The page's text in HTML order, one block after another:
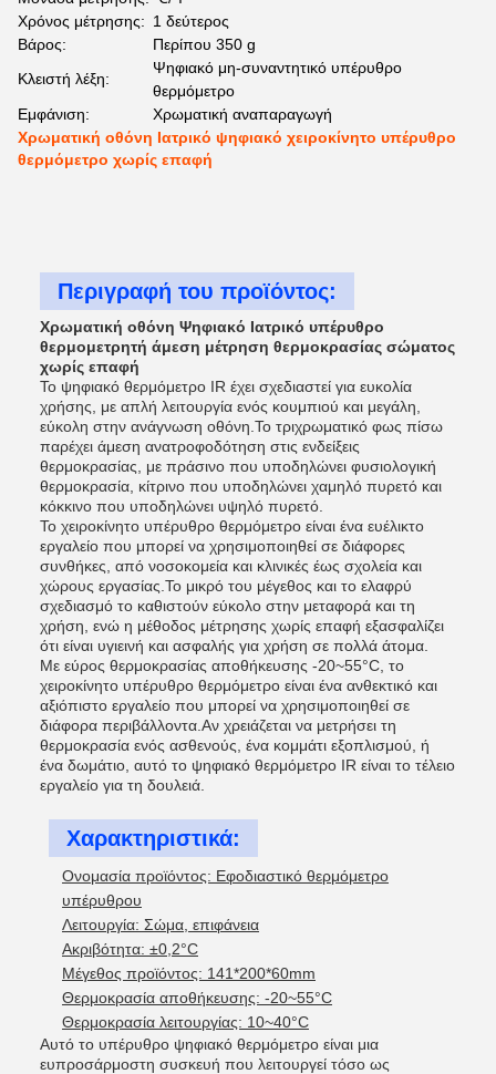
Χρόνος μέτρησης: 1 δεύτερος
Βάρος:
Περίπου 350 g
Κλειστή λέξη:
Ψηφιακό μη-συναντητικό υπέρυθρο
θερμόμετρο
Εμφάνιση:
Χρωματική αναπαραγωγή
Χρωματική οθόνη Ιατρικό ψηφιακό χειροκίνητο υπέρυθρο
θερμόμετρο χωρίς επαφή
Περιγραφή του προϊόντος:
Χρωματική οθόνη Ψηφιακό Ιατρικό υπέρυθρο
θερμομετρητή άμεση μέτρηση θερμοκρασίας σώματος
χωρίς επαφή
Το ψηφιακό θερμόμετρο IR έχει σχεδιαστεί για ευκολία
χρήσης, με απλή λειτουργία ενός κουμπιού και μεγάλη,
εύκολη στην ανάγνωση οθόνη.Το τριχρωματικό φως πίσω
παρέχει άμεση ανατροφοδότηση στις ενδείξεις
θερμοκρασίας, με πράσινο που υποδηλώνει φυσιολογική
θερμοκρασία, κίτρινο που υποδηλώνει χαμηλό πυρετό και
κόκκινο που υποδηλώνει υψηλό πυρετό.
Το χειροκίνητο υπέρυθρο θερμόμετρο είναι ένα ευέλικτο
εργαλείο που μπορεί να χρησιμοποιηθεί σε διάφορες
συνθήκες, από νοσοκομεία και κλινικές έως σχολεία και
χώρους εργασίας.Το μικρό του μέγεθος και το ελαφρύ
σχεδιασμό το καθιστούν εύκολο στην μεταφορά και τη
χρήση, ενώ η μέθοδος μέτρησης χωρίς επαφή εξασφαλίζει
ότι είναι υγιεινή και ασφαλής για χρήση σε πολλά άτομα.
Με εύρος θερμοκρασίας αποθήκευσης -20~55°C, το
χειροκίνητο υπέρυθρο θερμόμετρο είναι ένα ανθεκτικό και
αξιόπιστο εργαλείο που μπορεί να χρησιμοποιηθεί σε
διάφορα περιβάλλοντα.Αν χρειάζεται να μετρήσει τη
θερμοκρασία ενός ασθενούς, ένα κομμάτι εξοπλισμού, ή
ένα δωμάτιο, αυτό το ψηφιακό θερμόμετρο IR είναι το τέλειο
εργαλείο για τη δουλειά.
Χαρακτηριστικά:
Ονομασία προϊόντος: Εφοδιαστικό θερμόμετρο
υπέρυθρου
Λειτουργία: Σώμα, επιφάνεια
Ακριβότητα: ±0,2°C
Μέγεθος προϊόντος: 141*200*60mm
Θερμοκρασία αποθήκευσης: -20~55°C
Θερμοκρασία λειτουργίας: 10~40°C
Αυτό το υπέρυθρο ψηφιακό θερμόμετρο είναι μια
ευπροσάρμοστη συσκευή που λειτουργεί τόσο ως